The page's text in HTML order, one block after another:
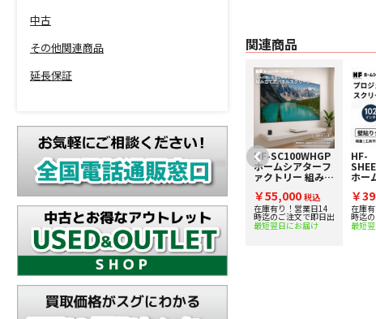
中古
その他関連商品
延長保証
関連商品
HF-SHEET102PG
[ホームシアター
ファクトリー
produced by
avac] スタンド不
要のシートタイプ
102インチ高画質
スクリーン
￥17,800税込
在庫有り！営業日14
時迄のご注文で即日出
最短翌日にお届け
HF-SC100WHGP
ホームシアターフ
ァクトリー 組み立
ーン
￥55,000 税込
在庫有り！営業日14
時迄のご注文で即日出
最短翌日にお届け
HF-
ホー
タイ
高画
[貼っ
タイ
￥
在庫
時迄
最短